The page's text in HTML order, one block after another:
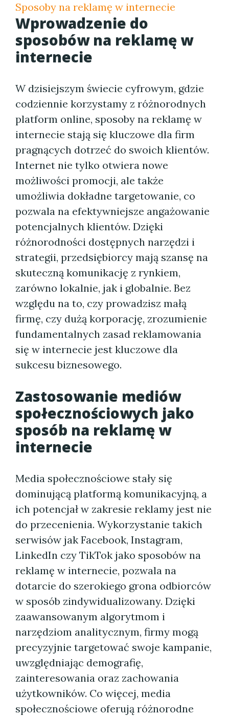
Sposoby na reklamę w internecie
Wprowadzenie do
sposobów na reklamę w
internecie
W dzisiejszym świecie cyfrowym, gdzie
codziennie korzystamy z różnorodnych
platform online, sposoby na reklamę w
internecie stają się kluczowe dla firm
pragnących dotrzeć do swoich klientów.
Internet nie tylko otwiera nowe
możliwości promocji, ale także
umożliwia dokładne targetowanie, co
pozwala na efektywniejsze angażowanie
potencjalnych klientów. Dzięki
różnorodności dostępnych narzędzi i
strategii, przedsiębiorcy mają szansę na
skuteczną komunikację z rynkiem,
zarówno lokalnie, jak i globalnie. Bez
względu na to, czy prowadzisz małą
firmę, czy dużą korporację, zrozumienie
fundamentalnych zasad reklamowania
się w internecie jest kluczowe dla
sukcesu biznesowego.
Zastosowanie mediów
społecznościowych jako
sposób na reklamę w
internecie
Media społecznościowe stały się
dominującą platformą komunikacyjną, a
ich potencjał w zakresie reklamy jest nie
do przecenienia. Wykorzystanie takich
serwisów jak Facebook, Instagram,
LinkedIn czy TikTok jako sposobów na
reklamę w internecie, pozwala na
dotarcie do szerokiego grona odbiorców
w sposób zindywidualizowany. Dzięki
zaawansowanym algorytmom i
narzędziom analitycznym, firmy mogą
precyzyjnie targetować swoje kampanie,
uwzględniając demografię,
zainteresowania oraz zachowania
użytkowników. Co więcej, media
społecznościowe oferują różnorodne